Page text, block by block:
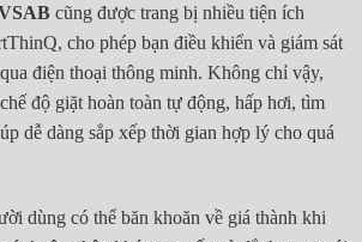
cũng được trang bị nhiều tiện ích
cho phép bạn điều khiển và giám sát
điện thoại thông minh. Không chỉ vậy,
độ giặt hoàn toàn tự động, hấp hơi, tìm
dễ dàng sắp xếp thời gian hợp lý cho quá
dùng có thể băn khoăn về giá thành khi